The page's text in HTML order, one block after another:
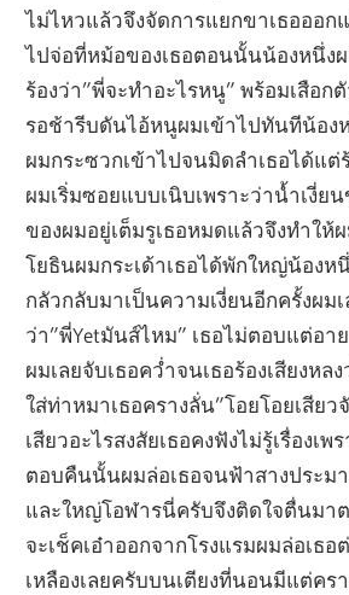
ไม่ไหวแล้วจึงจัดการแยกขาเธอออก
ไปจ่อที่หม้อของเธอตอนนั้นน้องหนึ่ง
ร้องว่า”พี่จะทำอะไรหนู” พร้อมเสือก
รอช้ารีบดันไอ้หนูผมเข้าไปทันทีน้อง
ผมกระซวกเข้าไปจนมิดลำเธอได้แ
ผมเริ่มซอยแบบเนิบเพราะว่าน้ำเงี่ย
ของผมอยู่เต็มรูเธอหมดแล้วจึงทำให้
โยธินผมกระเด้าเธอได้พักใหญ่น้องห
กลัวกลับมาเป็นความเงี่ยนอีกครั้งผมเ
ว่า”พี่Yetมันส์ไหม” เธอไม่ตอบแต่อา
ผมเลยจับเธอคว่ำจนเธอร้องเสียงหล
ใส่ท่าหมาเธอครางลั่น”โอยโอยเสียว
เสียวอะไรสงสัยเธอคงฟังไม่รู้เรื่องเ
ตอบคืนนั้นผมล่อเธอจนฟ้าสางประม
และใหญ่โอฬารนี่ครับจึงติดใจตื่นมา
จะเช็คเอ๋าออกจากโรงแรมผมล่อเธ
เหลืองเลยครับบนเตียงที่นอนมีแต่คร